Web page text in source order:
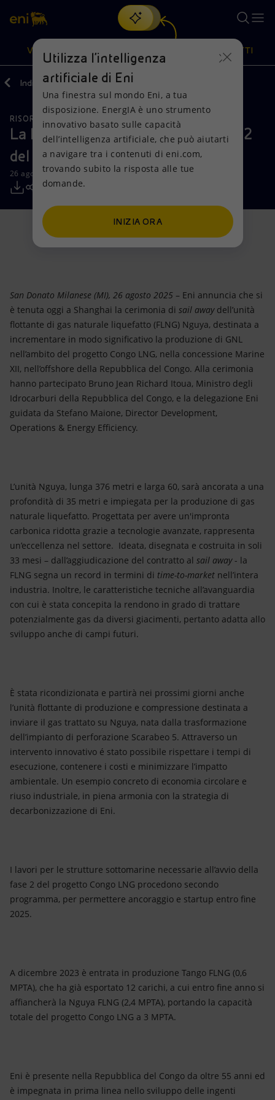
Cerca
scopri EnergIA, la nostra nuova soluzione di intelligenza
artificiale.
VISIONE
Visione
Mission e valori
Persone e Partnership
Net Zero
Modello satellitare
Innovazione
Scenari energetici
Azioni
Diversificazione energetica
Tecnologie per la transizione
Collaborazioni per l'innovazione
Attività nel mondo
PRODOTTI
Prodotti
Casa
Imprese
Mobilità
Indietro Media Comunicati Stampa
RISORSE NATURALI
La Nguya FLNG pronta per la Fase 2
del progetto Congo LNG
26 agosto 2025 - 08:30 CEST
San Donato Milanese (MI), 26 agosto 2025 – Eni annuncia che si
è tenuta oggi a Shanghai la cerimonia di sail awaydell’unità
flottante di gas naturale liquefatto (FLNG) Nguya, destinata a
incrementare in modo significativo la produzione di GNL
nell’ambito del progetto Congo LNG, nella concessione Marine
XII, nell’offshore della Repubblica del Congo. Alla cerimonia
hanno partecipato Bruno Jean Richard Itoua, Ministro degli
Idrocarburi della Repubblica del Congo, e la delegazione Eni
guidata da Stefano Maione, Director Development,
Operations & Energy Efficiency.
L’unità Nguya, lunga 376 metri e larga 60, sarà ancorata a una
profondità di 35 metri e impiegata per la produzione di gas
naturale liquefatto. Progettata per avere un'impronta
carbonica ridotta grazie a tecnologie avanzate, rappresenta
un’eccellenza nel settore. Ideata, disegnata e costruita in soli
33 mesi – dall’aggiudicazione del contratto al sail away- la
FLNG segna un record in termini di time-to-market nell’intera
industria. Inoltre, le caratteristiche tecniche all’avanguardia
con cui è stata concepita la rendono in grado di trattare
potenzialmente gas da diversi giacimenti, pertanto adatta allo
sviluppo anche di campi futuri.
È stata ricondizionata e partirà nei prossimi giorni anche
l’unità flottante di produzione e compressione destinata a
inviare il gas trattato su Nguya, nata dalla trasformazione
dell’impianto di perforazione Scarabeo 5. Attraverso un
intervento innovativo é stato possibile rispettare i tempi di
esecuzione, contenere i costi e minimizzare l’impatto
ambientale. Un esempio concreto di economia circolare e
riuso industriale, in piena armonia con la strategia di
decarbonizzazione di Eni.
I lavori per le strutture sottomarine necessarie all’avvio della
fase 2 del progetto Congo LNG procedono secondo
programma, per permettere ancoraggio e startup entro fine
2025.
A dicembre 2023 è entrata in produzione Tango FLNG (0,6
MPTA), che ha già esportato 12 carichi, a cui entro fine anno si
affiancherà la Nguya FLNG (2,4 MPTA), portando la capacità
totale del progetto Congo LNG a 3 MPTA.
Eni è presente nella Repubblica del Congo da oltre 55 anni ed
è impegnata in prima linea nello sviluppo delle ingenti
Utilizza l'intelligenza
artificiale di Eni
Una finestra sul mondo Eni, a tua
disposizione. EnergIA è uno strumento
innovativo basato sulle capacità
dell’intelligenza artificiale, che può aiutarti
a navigare tra i contenuti di eni.com,
trovando subito la risposta alle tue
domande.
INIZIA ORA